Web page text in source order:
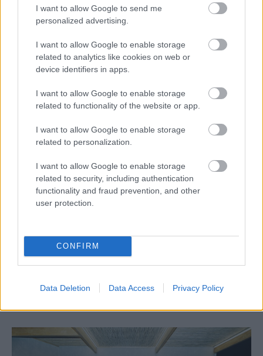
I want to allow Google to send me
personalized advertising.
I want to allow Google to enable storage
related to analytics like cookies on web or
device identifiers in apps.
I want to allow Google to enable storage
related to functionality of the website or app.
I want to allow Google to enable storage
related to personalization.
I want to allow Google to enable storage
related to security, including authentication
functionality and fraud prevention, and other
user protection.
CONFIRM
Data Deletion Data Access Privacy Policy
παντού…